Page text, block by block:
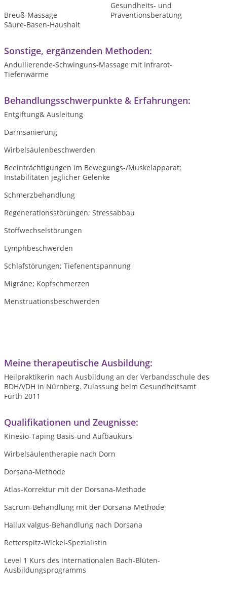
Breuß-Massage
Gesundheits- und
Präventionsberatung
Säure-Basen-Haushalt
Sonstige, ergänzenden Methoden:
Andullierende-Schwinguns-Massage mit Infrarot-
Tiefenwärme
Behandlungsschwerpunkte & Erfahrungen:
Entgiftung& Ausleitung
Darmsanierung
Wirbelsäulenbeschwerden
Beeinträchtigungen im Bewegungs-/Muskelapparat;
Instabilitäten jeglicher Gelenke
Schmerzbehandlung
Regenerationsstörungen; Stressabbau
Stoffwechselstörungen
Lymphbeschwerden
Schlafstörungen; Tiefenentspannung
Migräne; Kopfschmerzen
Menstruationsbeschwerden
Meine therapeutische Ausbildung:
Heilpraktikerin nach Ausbildung an der Verbandsschule des
BDH/VDH in Nürnberg. Zulassung beim Gesundheitsamt
Fürth 2011
Qualifikationen und Zeugnisse:
Kinesio-Taping Basis-und Aufbaukurs
Wirbelsäulentherapie nach Dorn
Dorsana-Methode
Atlas-Korrektur mit der Dorsana-Methode
Sacrum-Behandlung mit der Dorsana-Methode
Hallux valgus-Behandlung nach Dorsana
Retterspitz-Wickel-Spezialistin
Level 1 Kurs des internationalen Bach-Blüten-
Ausbildungsprogramms